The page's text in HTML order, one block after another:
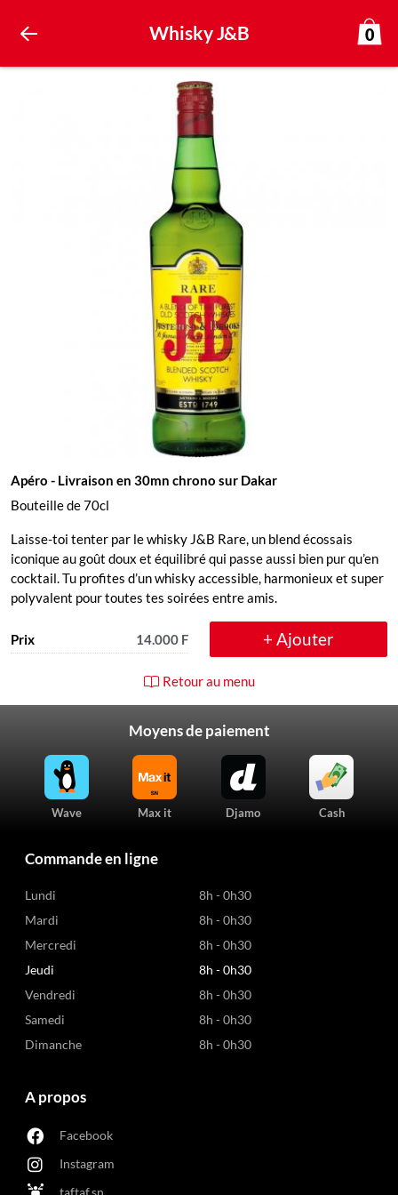
Whisky J&B 0
Apéro - Livraison en 30mn chrono sur Dakar
Bouteille de 70cl
Laisse-toi tenter par le whisky J&B Rare, un blend écossais
iconique au goût doux et équilibré qui passe aussi bien pur qu’en
cocktail. Tu profites d’un whisky accessible, harmonieux et super
polyvalent pour toutes tes soirées entre amis.
Prix 14.000 F + Ajouter
Retour au menu
Moyens de paiement
Wave Max it Djamo Cash
Commande en ligne
Lundi
8h - 0h30
Mardi
8h - 0h30
Mercredi
8h - 0h30
Jeudi
8h - 0h30
Vendredi
8h - 0h30
Samedi
8h - 0h30
Dimanche
8h - 0h30
A propos
Facebook
Instagram
taftaf.sn